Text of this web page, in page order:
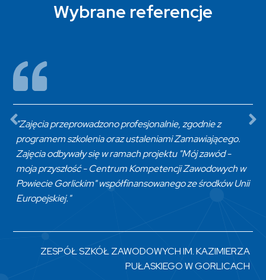
Wybrane referencje
"Zajęcia przeprowadzono profesjonalnie, zgodnie z
programem szkolenia oraz ustaleniami Zamawiającego.
Zajęcia odbywały się w ramach projektu "Mój zawód -
moja przyszłość - Centrum Kompetencji Zawodowych w
Powiecie Gorlickim" współfinansowanego ze środków Unii
Europejskiej."
ZESPÓŁ SZKÓŁ ZAWODOWYCH IM. KAZIMIERZA
PUŁASKIEGO W GORLICACH